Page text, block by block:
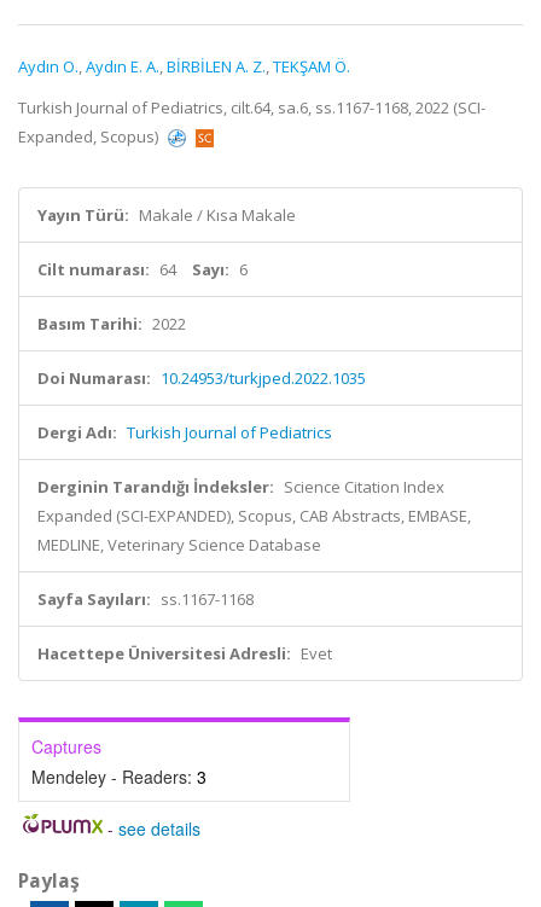
Aydın O.,Aydın E. A.,BİRBİLEN A. Z.,TEKŞAM Ö.
Turkish Journal of Pediatrics, cilt.64, sa.6, ss.1167-1168, 2022 (SCI-
Expanded, Scopus)
Yayın Türü: Makale / Kısa Makale
Cilt numarası: 64 Sayı: 6
Basım Tarihi: 2022
Doi Numarası: 10.24953/turkjped.2022.1035
Dergi Adı: Turkish Journal of Pediatrics
Derginin Tarandığı İndeksler: Science Citation Index
Expanded (SCI-EXPANDED), Scopus, CAB Abstracts, EMBASE,
MEDLINE, Veterinary Science Database
Sayfa Sayıları: ss.1167-1168
Hacettepe Üniversitesi Adresli: Evet
Captures
Mendeley - Readers: 3
- see details
Paylaş